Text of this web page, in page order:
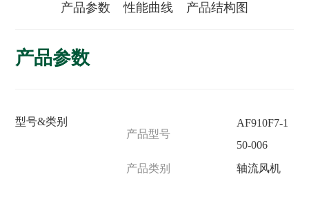
产品参数 性能曲线 产品结构图
产品参数
型号&类别
产品型号
AF910F7-1
50-006
产品类别
轴流风机